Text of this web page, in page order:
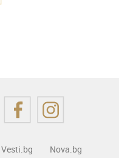
Vesti.bg Nova.bg